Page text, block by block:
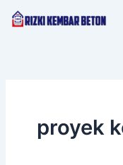
Lewati
proyek